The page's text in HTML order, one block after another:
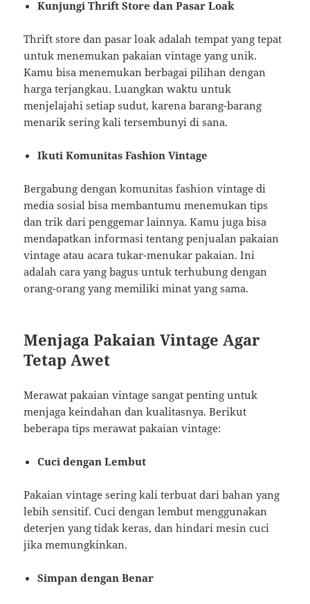
Kunjungi Thrift Store dan Pasar Loak
Thrift store dan pasar loak adalah tempat yang tepat
untuk menemukan pakaian vintage yang unik.
Kamu bisa menemukan berbagai pilihan dengan
harga terjangkau. Luangkan waktu untuk
menjelajahi setiap sudut, karena barang-barang
menarik sering kali tersembunyi di sana.
Ikuti Komunitas Fashion Vintage
Bergabung dengan komunitas fashion vintage di
media sosial bisa membantumu menemukan tips
dan trik dari penggemar lainnya. Kamu juga bisa
mendapatkan informasi tentang penjualan pakaian
vintage atau acara tukar-menukar pakaian. Ini
adalah cara yang bagus untuk terhubung dengan
orang-orang yang memiliki minat yang sama.
Menjaga Pakaian Vintage Agar
Tetap Awet
Merawat pakaian vintage sangat penting untuk
menjaga keindahan dan kualitasnya. Berikut
beberapa tips merawat pakaian vintage:
Cuci dengan Lembut
Pakaian vintage sering kali terbuat dari bahan yang
lebih sensitif. Cuci dengan lembut menggunakan
deterjen yang tidak keras, dan hindari mesin cuci
jika memungkinkan.
Simpan dengan Benar